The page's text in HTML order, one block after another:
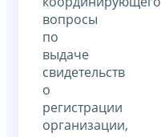
вопросы
по
выдаче
свидетельств
о
регистрации
организации,